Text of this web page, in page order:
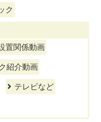
ク
置関係動画
紹介動画
テレビなど